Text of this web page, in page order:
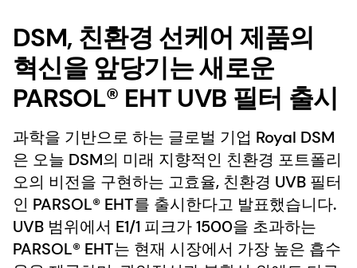
DSM, 친환경 선케어 제품의
혁신을 앞당기는 새로운
PARSOL® EHT UVB 필터 출시
과학을 기반으로 하는 글로벌 기업 Royal DSM
은 오늘 DSM의 미래 지향적인 친환경 포트폴리
오의 비전을 구현하는 고효율, 친환경 UVB 필터
인 PARSOL® EHT를 출시한다고 발표했습니다.
UVB 범위에서 E1/1 피크가 1500을 초과하는
PARSOL® EHT는 현재 시장에서 가장 높은 흡수